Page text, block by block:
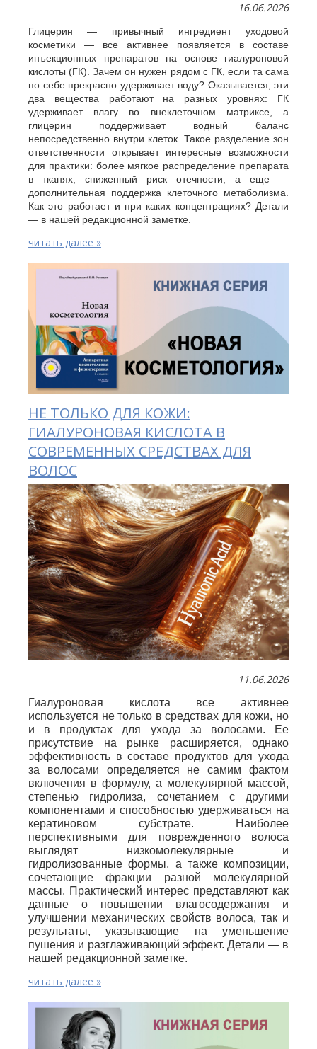
16.06.2026
Глицерин — привычный ингредиент уходовой
косметики — все активнее появляется в составе
инъекционных препаратов на основе гиалуроновой
кислоты (ГК). Зачем он нужен рядом с ГК, если та сама
по себе прекрасно удерживает воду? Оказывается, эти
два вещества работают на разных уровнях: ГК
удерживает влагу во внеклеточном матриксе, а
глицерин поддерживает водный баланс
непосредственно внутри клеток. Такое разделение зон
ответственности открывает интересные возможности
для практики: более мягкое распределение препарата
в тканях, сниженный риск отечности, а еще —
дополнительная поддержка клеточного метаболизма.
Как это работает и при каких концентрациях? Детали
— в нашей редакционной заметке.
читать далее »
НЕ ТОЛЬКО ДЛЯ КОЖИ:
ГИАЛУРОНОВАЯ КИСЛОТА В
СОВРЕМЕННЫХ СРЕДСТВАХ ДЛЯ
ВОЛОС
11.06.2026
Гиалуроновая кислота все активнее
используется не только в средствах для кожи, но
и в продуктах для ухода за волосами. Ее
присутствие на рынке расширяется, однако
эффективность в составе продуктов для ухода
за волосами определяется не самим фактом
включения в формулу, а молекулярной массой,
степенью гидролиза, сочетанием с другими
компонентами и способностью удерживаться на
кератиновом субстрате. Наиболее
перспективными для поврежденного волоса
выглядят низкомолекулярные и
гидролизованные формы, а также композиции,
сочетающие фракции разной молекулярной
массы. Практический интерес представляют как
данные о повышении влагосодержания и
улучшении механических свойств волоса, так и
результаты, указывающие на уменьшение
пушения и разглаживающий эффект. Детали — в
нашей редакционной заметке.
читать далее »